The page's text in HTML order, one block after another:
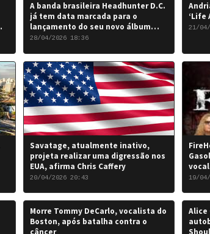
A banda brasileira Headhunter D.C.
já tem data marcada para o
lançamento do seu novo álbum
“Rise of the Damned…”: 6 de junho
28/04/2026 18:36
‘Life
21/
Savatage, atualmente inativo,
projeta realizar uma digressão nos
EUA, afirma Chris Caffery
20/04/2026 20:43 19/
Morre Tommy DeCarlo, vocalista do
Boston, após batalha contra o
Alice